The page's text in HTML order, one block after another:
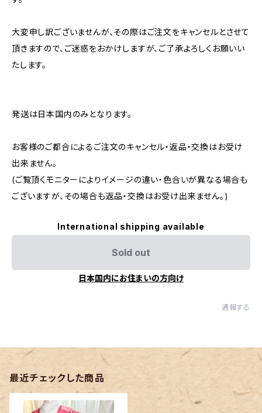
大変申し訳ございませんが、その際はご注文をキャンセルとさせて
頂きますので、ご迷惑をおかけしますが、ご了承よろしくお願いい
たします。
発送は日本国内のみとなります。
お客様のご都合によるご注文のキャンセル・返品・交換はお受け
出来ません。
(ご覧頂くモニターによりイメージの違い・色合いが異なる場合も
ございますが、その場合も返品・交換はお受け出来ません。)
International shipping available
Sold out
日本国内にお住まいの方向け
通報する
最近チェックした商品